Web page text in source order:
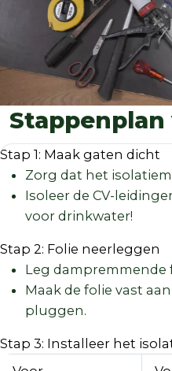
Stap 1: Maak gaten dicht
Zorg dat het
Isoleer de CV-
voor drinkwater!
Stap 2: Folie neerleggen
Leg dampremmende
Maak de folie vast
pluggen.
Stap 3: Installeer het